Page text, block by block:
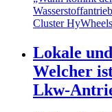
Cluster
Lokale
Welcher
Lkw-